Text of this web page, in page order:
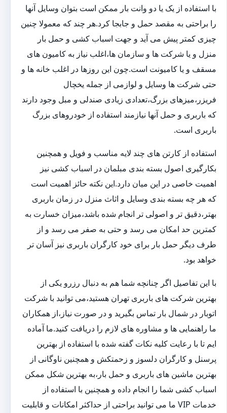
با استفاده از یک یا دو وانت بار ممکن است بتوان وسایل آنها
را براحتی به مقصد حمل و جابجا کرد.هر چند که معمولا چنین
چیزی کمتر پیش می آید و جهت اسباب کشی و حمل بار
منزل و یا شرکت ها و سازمان ها،اغلب نیاز به کامیون های
مسقف و یا کامیونت است.چون این روزها در اغلب خانه ها و
حتی شرکت ها وسایل و لوازمی از جمله یخچال
فریزر،میزهای بزرگ،تعدادی زیادی صندلی و مبل وجود دارند
که باربری و حمل آنها نیازمند استفاده از خودروهای بزرگ
باربری است.
استفاده از کارتن های چند لایه مناسب و فویل و همچنین
بکارگیری اصول بسته بندی مبلمان در اسباب کشی نیز
اهمیت خاصی در این میان دارد.این نکته حائز اهمیت است
که هر چه بسته بندی وسایل و اثاث منزل در زمان باربری
بهتر،دقیق تر و اصولی تر انجام شده باشد،میزان خسارت به
کمترین حد امکان می رسد و حتی به صفر می رسد و از
طرف دیگر حمل بار برای خود کارگران باربری نیز آسان تر
خواهد بود.
با این تفاصیل اگر چنانچه شما هم به دنبال رزرو یکی از
بهترین شرکت های باربری تهران هستید،می توانید با شرکت
اتوبار در شمال بار تماس بگیرید و در صورت نیاز،از همکاران
ما راهنمایی ها و مشاوره های لازم را دریافت کنید.ما آماده
ایم تا با رعایت کلیه نکات گفته شده با استفاده از بهترین
پرسنل و کارگران دلسوز و زحمتکش و همچنین ناوگانی از
بهترین ماشین های باربری و حمل بار،به بهترین شکل ممکن
اسباب کشی شما را انجام داده و همچنین با استفاده از
خدمات VIP ما می توانید براحتی از حداکثر امکانات و قابلیت